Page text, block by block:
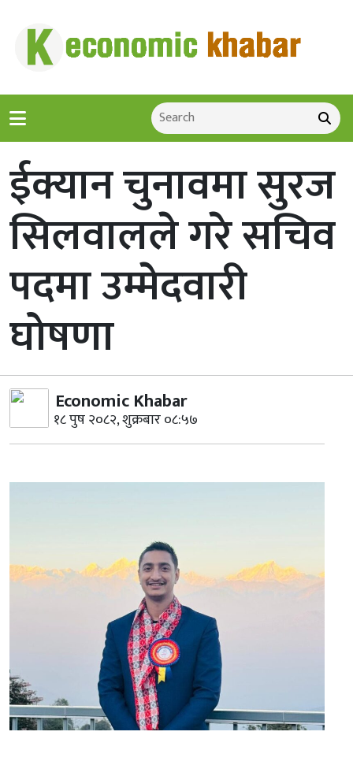
ईक्यान चुनावमा सुरज
सिलवालले गरे सचिव
पदमा उम्मेदवारी
घोषणा
Economic Khabar
१८ पुष २०८२, शुक्रबार ०८:५७